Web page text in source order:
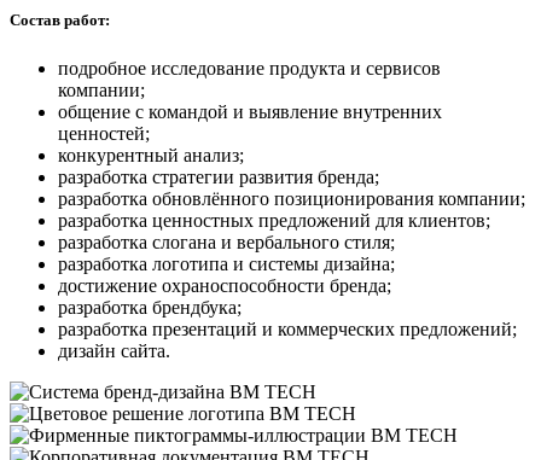
Состав работ:
подробное исследование продукта и сервисов
компании;
общение с командой и выявление внутренних
ценностей;
конкурентный анализ;
разработка стратегии развития бренда;
разработка обновлённого позиционирования компании;
разработка ценностных предложений для клиентов;
разработка слогана и вербального стиля;
разработка логотипа и системы дизайна;
достижение охраноспособности бренда;
разработка брендбука;
разработка презентаций и коммерческих предложений;
дизайн сайта.